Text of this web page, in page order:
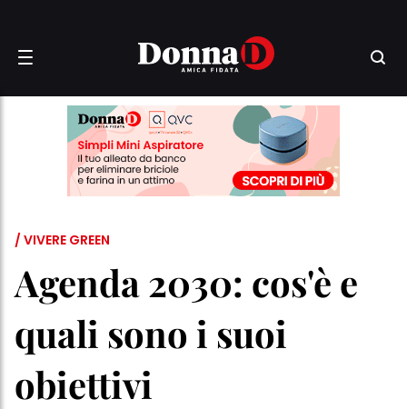
/ VIVERE GREEN
Agenda 2030: cos'è e
quali sono i suoi
obiettivi